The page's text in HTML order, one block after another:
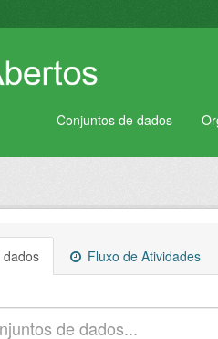
Conjuntos de dados
dados Fluxo de Atividades